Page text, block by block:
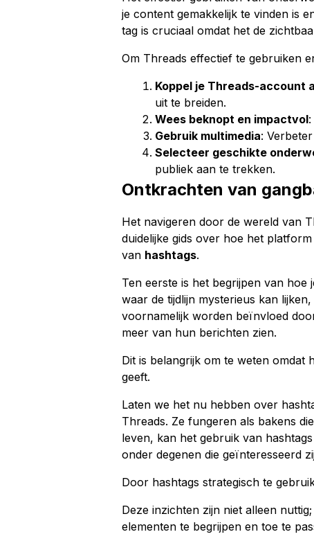
je content gemakkelijk te vinden is
tag is cruciaal omdat het de
Om Threads effectief te gebruiken
Koppel je Threads-account
uit te breiden.
Wees beknopt en impactvol
Gebruik multimedia:
Selecteer geschikte
publiek aan te trekken.
Ontkrachten van
Het navigeren door de wereld van
duidelijke gids over hoe het
van hashtags.
Ten eerste is het begrijpen van
waar de tijdlijn mysterieus kan
voornamelijk worden beïnvloed
meer van hun berichten zien.
Dit is belangrijk om te weten
geeft.
Laten we het nu hebben over
Threads. Ze fungeren als bakens
leven, kan het gebruik van
onder degenen die geïnteresseerd
Door hashtags strategisch te
Deze inzichten zijn niet alleen
elementen te begrijpen en toe te